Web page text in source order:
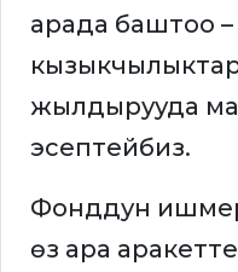
арада баштоо
жылдырууда
эсептейбиз.
Фонддун
өз ара